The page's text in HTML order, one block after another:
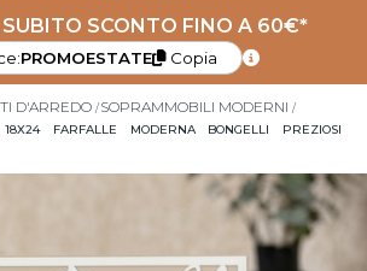
SUBITO SCONTO FINO A 60€*
PROMOESTATE Copia
D'ARREDO SOPRAMMOBILI MODERNI
18X24 FARFALLE MODERNA BONGELLI PREZIOSI